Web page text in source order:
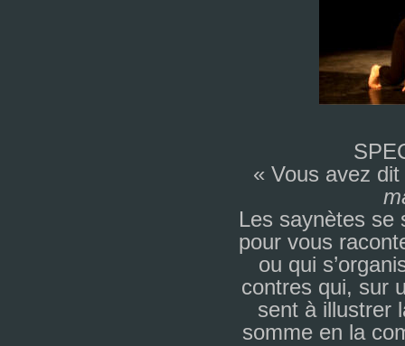
« Vous avez
Les say­nè­tes se
pour vous
ou qui
contres qui, sur
sent à illus­trer
somme en la